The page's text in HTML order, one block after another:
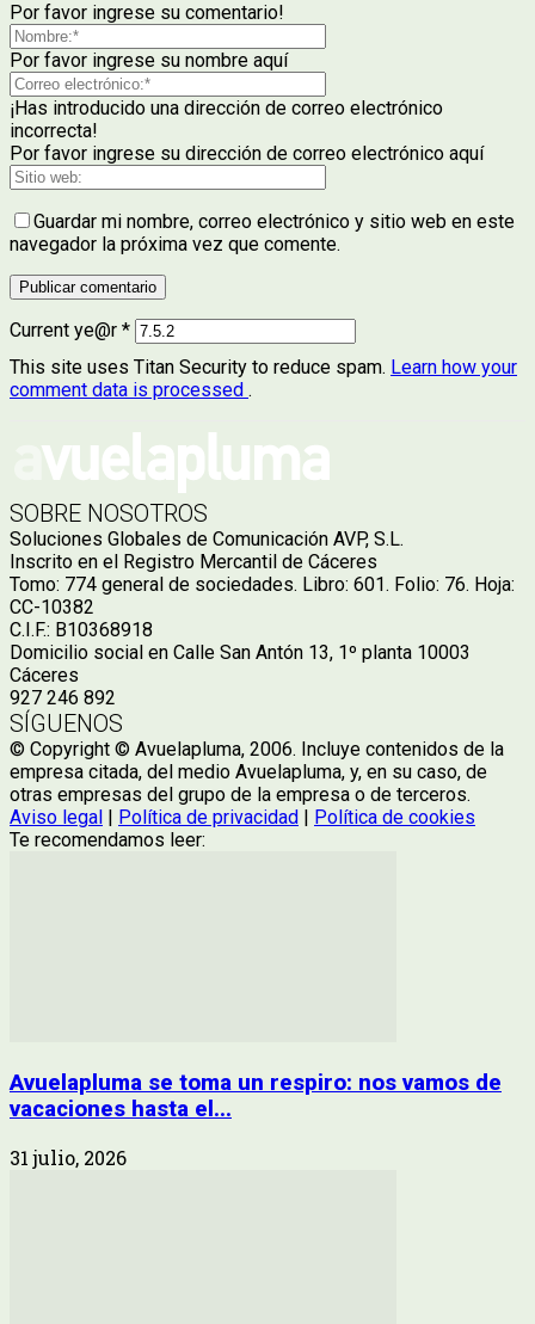
Por favor ingrese su comentario!
Por favor ingrese su nombre aquí
¡Has introducido una dirección de correo electrónico
incorrecta!
Por favor ingrese su dirección de correo electrónico aquí
Guardar mi nombre, correo electrónico y sitio web en este
navegador la próxima vez que comente.
Current ye@r *
This site uses Titan Security to reduce spam. Learn how your
comment data is processed .
SOBRE NOSOTROS
Soluciones Globales de Comunicación AVP, S.L.
Inscrito en el Registro Mercantil de Cáceres
Tomo: 774 general de sociedades. Libro: 601. Folio: 76. Hoja:
CC-10382
C.I.F.: B10368918
Domicilio social en Calle San Antón 13, 1º planta 10003
Cáceres
927 246 892
SÍGUENOS
© Copyright © Avuelapluma, 2006. Incluye contenidos de la
empresa citada, del medio Avuelapluma, y, en su caso, de
otras empresas del grupo de la empresa o de terceros.
Aviso legal
Política de privacidad
Política de cookies
Te recomendamos leer:
Avuelapluma se toma un respiro: nos vamos de
vacaciones hasta el...
31 julio, 2026